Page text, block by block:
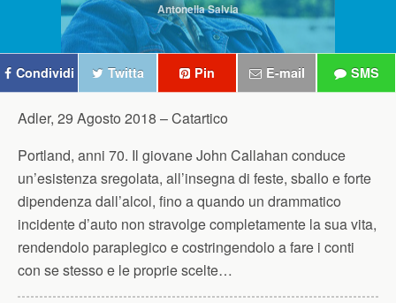
Antonella Salvia
Condividi Twitta Pin E-mail SMS
Adler, 29 Agosto 2018 –Catartico
Portland, anni 70. Il giovane John Callahan conduce
un’esistenza sregolata, all’insegna di feste, sballo e forte
dipendenza dall’alcol, fino a quando un drammatico
incidente d’auto non stravolge completamente la sua vita,
rendendolo paraplegico e costringendolo a fare i conti
con se stesso e le proprie scelte…